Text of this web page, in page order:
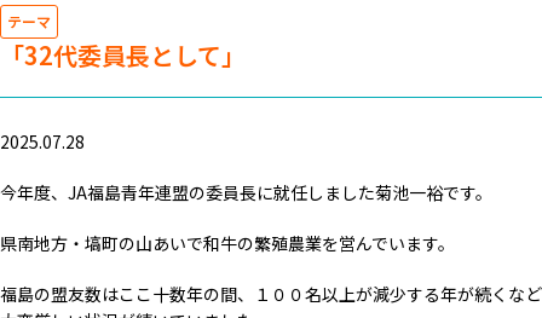
テーマ
「32代委員長として」
2025.07.28
今年度、JA福島青年連盟の委員長に就任しました菊池一裕です。
県南地方・塙町の山あいで和牛の繁殖農業を営んでいます。
福島の盟友数はここ十数年の間、１００名以上が減少する年が続くなど